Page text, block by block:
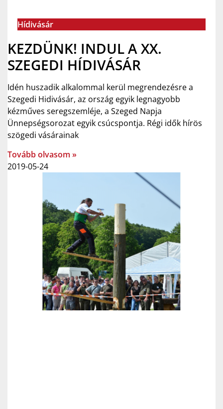
Hídivásár
KEZDÜNK! INDUL A XX.
SZEGEDI HÍDIVÁSÁR
Idén huszadik alkalommal kerül megrendezésre a
Szegedi Hidivásár, az ország egyik legnagyobb
kézműves seregszemléje, a Szeged Napja
Ünnepségsorozat egyik csúcspontja. Régi idők hírös
szögedi vásárainak
Tovább olvasom »
2019-05-24